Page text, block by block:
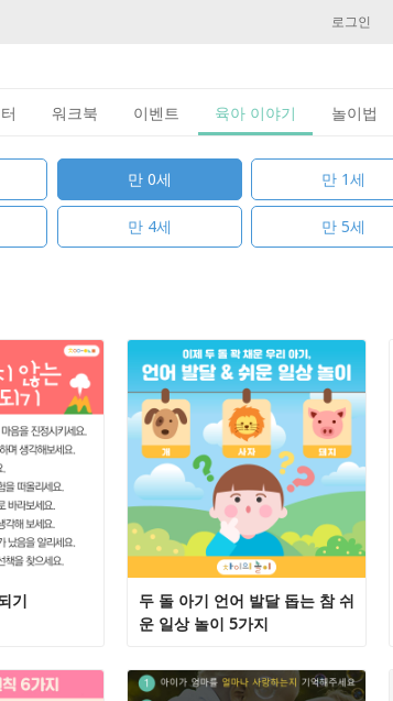
로그인
워크북 이벤트 육아 이야기 놀이법
만 0세 만 1세
만 4세 만 5세
기
두 돌 아기 언어 발달 돕는 참 쉬
운 일상 놀이 5가지